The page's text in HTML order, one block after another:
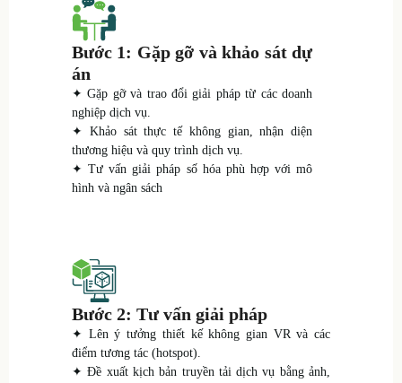
Bước 1: Gặp gỡ và khảo sát dự
án
✦ Gặp gỡ và trao đổi giải pháp từ các doanh
nghiệp dịch vụ.
✦ Khảo sát thực tế không gian, nhận diện
thương hiệu và quy trình dịch vụ.
✦ Tư vấn giải pháp số hóa phù hợp với mô
hình và ngân sách
Bước 2: Tư vấn giải pháp
✦ Lên ý tưởng thiết kế không gian VR và các
điểm tương tác (hotspot).
✦ Đề xuất kịch bản truyền tải dịch vụ bằng ảnh,